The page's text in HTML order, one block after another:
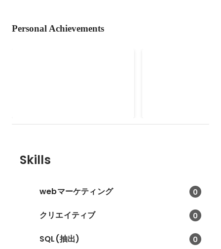
Personal Achievements
Skills
webマーケティング 0
クリエイティブ 0
SQL(抽出) 0